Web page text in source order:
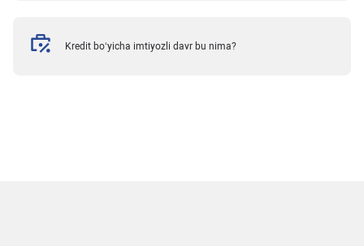
Kredit bo‘yicha imtiyozli davr bu nima?